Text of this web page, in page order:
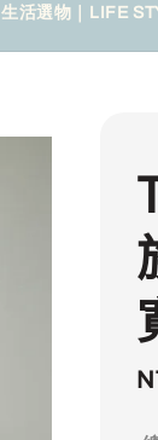
生活選物｜LIFE